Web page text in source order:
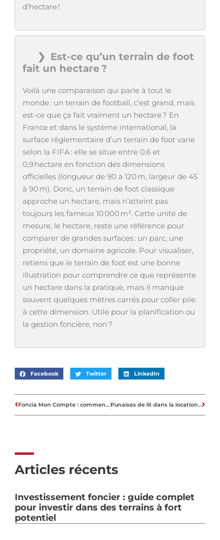
d’hectare !
Est-ce qu’un terrain de foot
fait un hectare ?
Voilà une comparaison qui parle à tout le
monde : un terrain de football, c’est grand, mais
est-ce que ça fait vraiment un hectare ? En
France et dans le système international, la
surface réglementaire d’un terrain de foot varie
selon la FIFA : elle se situe entre 0,6 et
0,9 hectare en fonction des dimensions
officielles (longueur de 90 à 120 m, largeur de 45
à 90 m). Donc, un terrain de foot classique
approche un hectare, mais n’atteint pas
toujours les fameux 10 000 m². Cette unité de
mesure, le hectare, reste une référence pour
comparer de grandes surfaces : un parc, une
propriété, un domaine agricole. Pour visualiser,
retiens que le terrain de foot est une bonne
illustration pour comprendre ce que représente
un hectare dans la pratique, mais il manque
souvent quelques mètres carrés pour coller pile
à cette dimension. Utile pour la planification ou
la gestion foncière, non ?
Facebook Twitter LinkedIn
Foncia Mon Compte : comment optimiser votre gestion immobilière ? Punaises de lit dans la location : solutions éprouvées pour protéger votre bien et rassurer vos locataires
Articles récents
Investissement foncier : guide complet
pour investir dans des terrains à fort
potentiel